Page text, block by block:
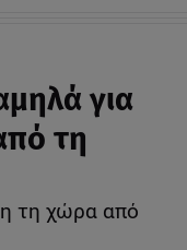
για
τη
τη χώρα από